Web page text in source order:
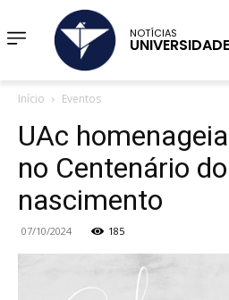
NOTÍCIAS
Início Eventos
UAc
no Centenário
nascimento
07/10/2024 185